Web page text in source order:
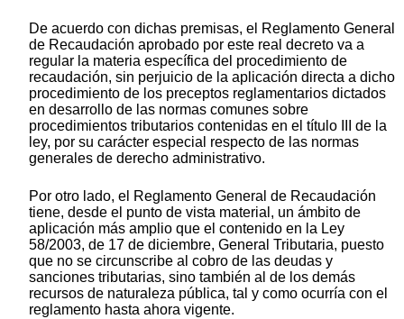
De acuerdo con dichas premisas, el Reglamento General
de Recaudación aprobado por este real decreto va a
regular la materia específica del procedimiento de
recaudación, sin perjuicio de la aplicación directa a dicho
procedimiento de los preceptos reglamentarios dictados
en desarrollo de las normas comunes sobre
procedimientos tributarios contenidas en el título III de la
ley, por su carácter especial respecto de las normas
generales de derecho administrativo.
Por otro lado, el Reglamento General de Recaudación
tiene, desde el punto de vista material, un ámbito de
aplicación más amplio que el contenido en la Ley
58/2003, de 17 de diciembre, General Tributaria, puesto
que no se circunscribe al cobro de las deudas y
sanciones tributarias, sino también al de los demás
recursos de naturaleza pública, tal y como ocurría con el
reglamento hasta ahora vigente.